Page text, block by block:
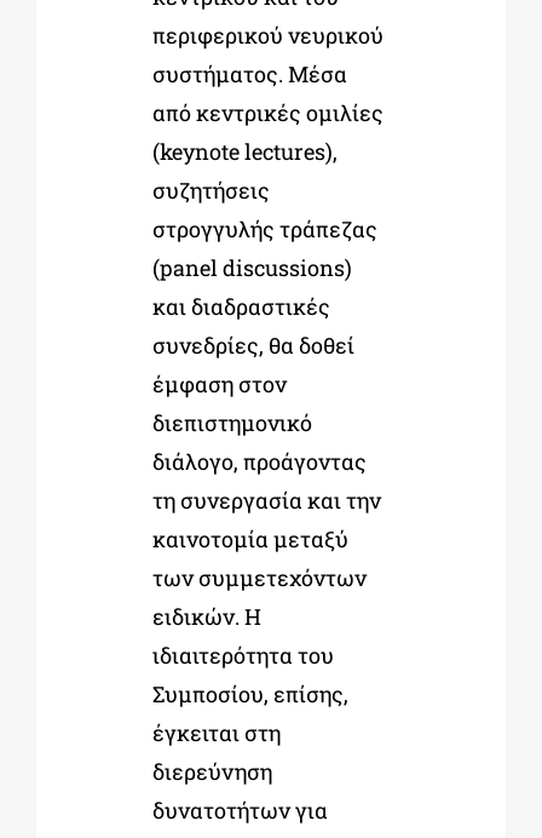
περιφερικού νευρικού
συστήματος. Μέσα
από κεντρικές ομιλίες
(keynote lectures),
συζητήσεις
στρογγυλής τράπεζας
(panel discussions)
και διαδραστικές
συνεδρίες, θα δοθεί
έμφαση στον
διεπιστημονικό
διάλογο, προάγοντας
τη συνεργασία και την
καινοτομία μεταξύ
των συμμετεχόντων
ειδικών. Η
ιδιαιτερότητα του
Συμποσίου, επίσης,
έγκειται στη
διερεύνηση
δυνατοτήτων για